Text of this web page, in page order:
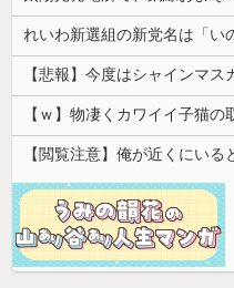
【ｗ】物凄くカワイイ子猫の
【閲覧注意】俺が近くにい